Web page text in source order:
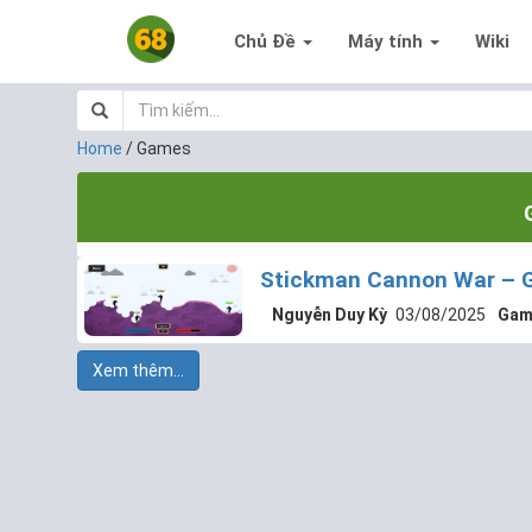
Chủ Đề Máy tính Wiki
Home /Games
Stickman Cannon War –
Nguyễn Duy Kỳ 03/08/2025
Xem thêm...